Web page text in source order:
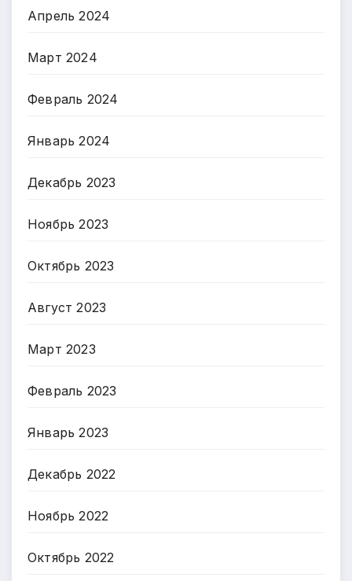
Апрель 2024
Март 2024
Февраль 2024
Январь 2024
Декабрь 2023
Ноябрь 2023
Октябрь 2023
Август 2023
Март 2023
Февраль 2023
Январь 2023
Декабрь 2022
Ноябрь 2022
Октябрь 2022